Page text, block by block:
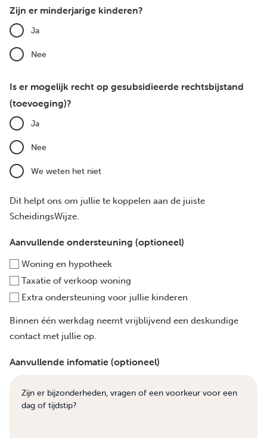
Zijn er minderjarige kinderen?
Ja
Nee
Is er mogelijk recht op gesubsidieerde rechtsbijstand
(toevoeging)?
Ja
Nee
We weten het niet
Dit helpt ons om jullie te koppelen aan de juiste
ScheidingsWijze.
Aanvullende ondersteuning (optioneel)
Woning en hypotheek
Taxatie of verkoop woning
Extra ondersteuning voor jullie kinderen
Binnen één werkdag neemt vrijblijvend een deskundige
contact met jullie op.
Aanvullende infomatie (optioneel)